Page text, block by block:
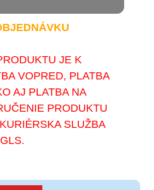
JE K
VOPRED, PLATBA
AJ PLATBA NA
PRODUKTU
SLUŽBA
GLS.